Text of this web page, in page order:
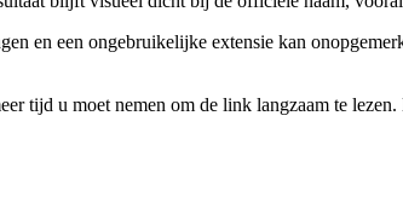
en een ongebruikelijke extensie kan
tijd u moet nemen om de link langzaam te